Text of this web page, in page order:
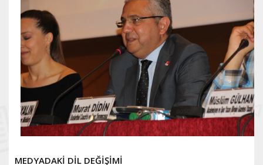
MEDYADAKİ DİL DEĞİŞİMİ